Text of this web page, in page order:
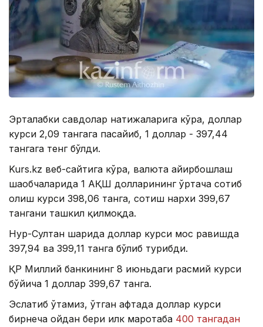
Эрталабки савдолар натижаларига кўра, доллар
курси 2,09 тангага пасайиб, 1 доллар - 397,44
тангага тенг бўлди.
Kurs.kz веб-сайтига кўра, валюта айирбошлаш
шаҳобчаларида 1 АҚШ долларининг ўртача сотиб
олиш курси 398,06 танга, сотиш нархи 399,67
тангани ташкил қилмоқда.
Нур-Султан шаҳрида доллар курси мос равишда
397,94 ва 399,11 танга бўлиб турибди.
ҚР Миллий банкининг 8 июньдаги расмий курси
бўйича 1 доллар 399,67 танга.
Эслатиб ўтамиз, ўтган ҳафтада доллар курси
бирнеча ойдан бери илк маротаба 400 тангадан